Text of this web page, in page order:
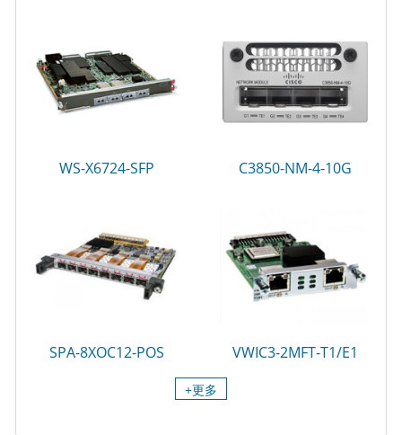
WS-X6724-SFP C3850-NM-4-10G
SPA-8XOC12-POS VWIC3-2MFT-T1/E1
+更多